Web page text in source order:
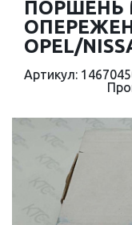
ПОРШЕНЬ
OPEL/
Артикул: